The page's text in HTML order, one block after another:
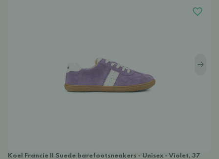
Koel Francie II Suede barefootsneakers - Unisex - Violet, 37